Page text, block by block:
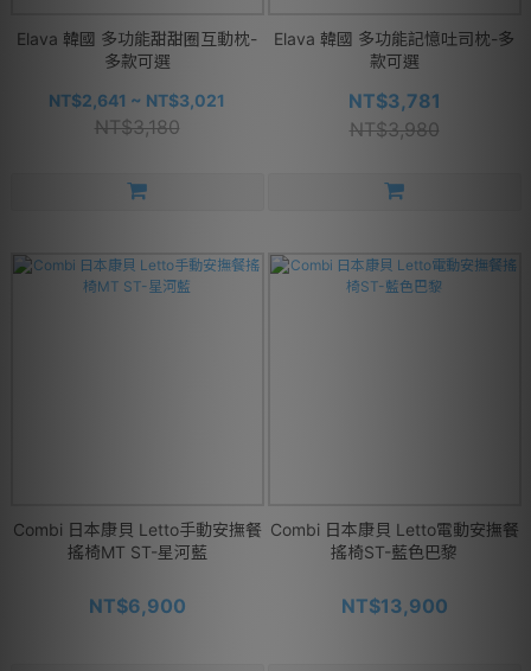
Elava 韓國 多功能甜甜圈互動枕-
多款可選
NT$2,641 ~ NT$3,021
NT$3,180
Elava 韓國 多功能記憶吐司枕-多
款可選
NT$3,781
NT$3,980
Combi 日本康貝 Letto手動安撫餐
搖椅MT ST-星河藍
NT$6,900
Combi 日本康貝 Letto電動安撫餐
搖椅ST-藍色巴黎
NT$13,900